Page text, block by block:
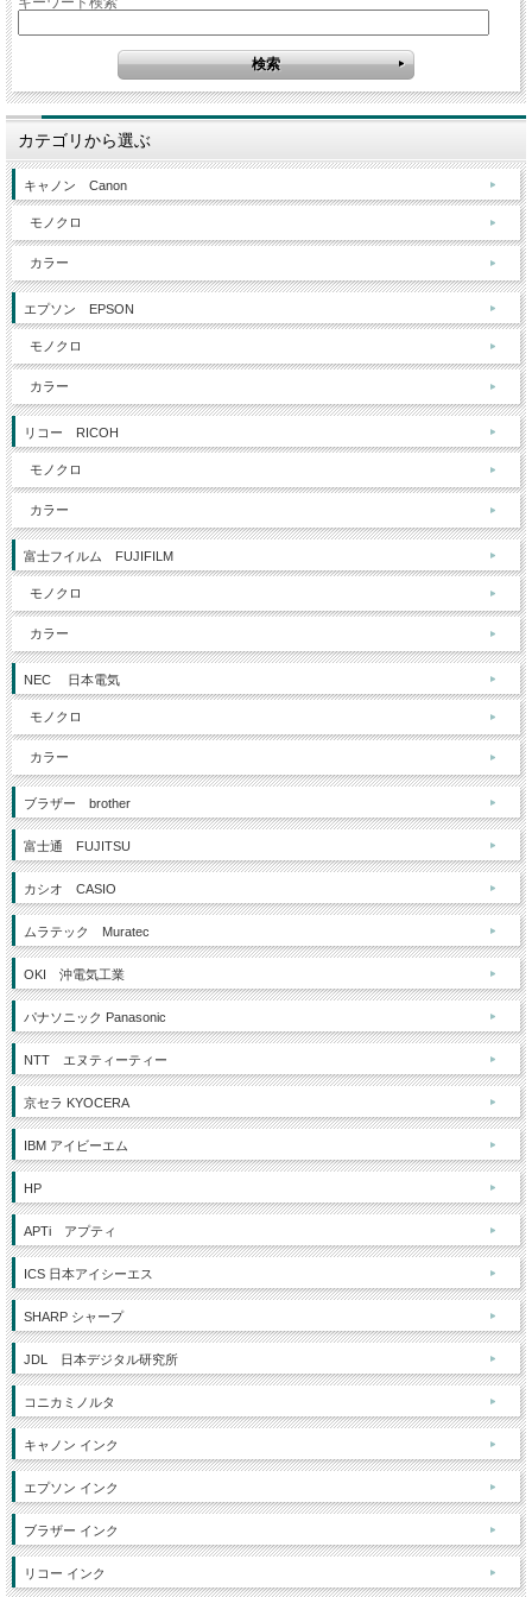
カテゴリから選ぶ
キャノン Canon
モノクロ
カラー
エプソン EPSON
モノクロ
カラー
リコー RICOH
モノクロ
カラー
富士フイルム FUJIFILM
モノクロ
カラー
NEC 日本電気
モノクロ
カラー
ブラザー brother
富士通 FUJITSU
カシオ CASIO
ムラテック Muratec
OKI 沖電気工業
パナソニック Panasonic
NTT エヌティーティー
京セラ KYOCERA
IBM アイビーエム
HP
APTi アプティ
ICS 日本アイシーエス
SHARP シャープ
JDL 日本デジタル研究所
コニカミノルタ
キャノン インク
エプソン インク
ブラザー インク
リコー インク